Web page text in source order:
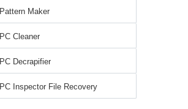
Pattern Maker
PC Cleaner
PC Decrapifier
PC Inspector File Recovery